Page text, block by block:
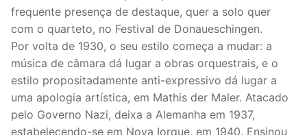
frequente presença de destaque, quer a solo quer
com o quarteto, no Festival de Donaueschingen.
Por volta de 1930, o seu estilo começa a mudar: a
música de câmara dá lugar a obras orquestrais, e o
estilo propositadamente anti-expressivo dá lugar a
uma apologia artística, em Mathis der Maler. Atacado
pelo Governo Nazi, deixa a Alemanha em 1937,
estabelecendo-se em Nova Iorque, em 1940. Ensinou